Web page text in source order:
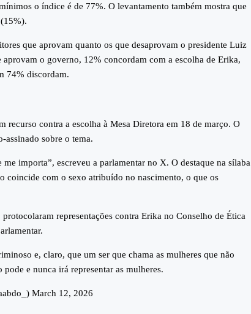
o índice é de 77%. O levantamento também mostra que
que aprovam quanto os que desaprovam o presidente Luiz
o governo, 12% concordam com a escolha de Erika,
74% discordam.
recurso contra a escolha à Mesa Diretora em 18 de março. O
sobre o tema.
importa”, escreveu a parlamentar no X. O destaque na sílaba
coincide com o sexo atribuído no nascimento, o que os
representações contra Erika no Conselho de Ética
e, claro, que um ser que chama as mulheres que não
e nunca irá representar as mulheres.
March 12, 2026